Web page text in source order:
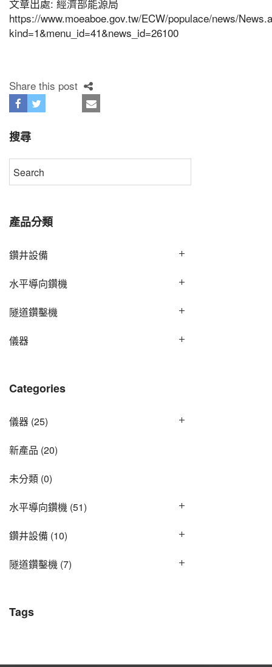
文章出處: 經濟部能源局
https://www.moeaboe.gov.tw/ECW/populace/news/
kind=1&menu_id=41&news_id=26100
Share this post
搜尋
產品分類
鑽井設備
水平導向鑽機
隧道鑽鑿機
儀器
Categories
儀器 (25)
新產品 (20)
未分類 (0)
水平導向鑽機 (51)
鑽井設備 (10)
隧道鑽鑿機 (7)
Tags